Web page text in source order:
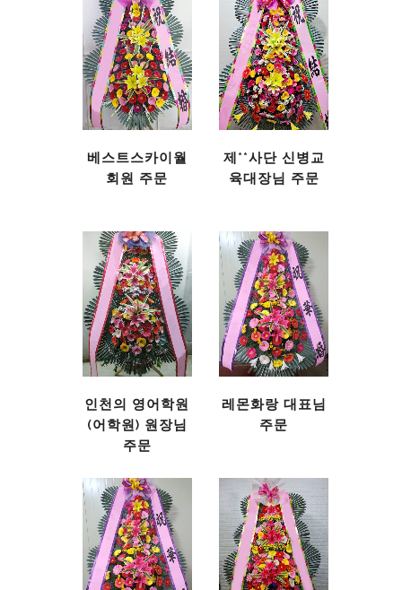
베스트스카이월
회원 주문
제**사단 신병교
육대장님 주문
인천의 영어학원
(어학원) 원장님
주문
레몬화랑 대표님
주문